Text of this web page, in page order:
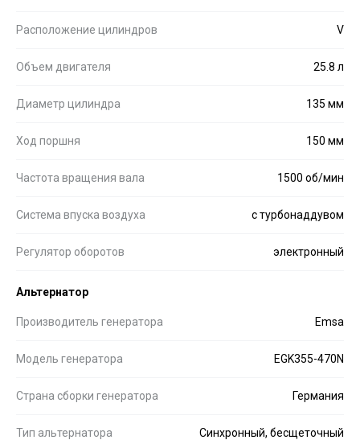
Расположение цилиндров V
Объем двигателя 25.8 л
Диаметр цилиндра 135 мм
Ход поршня 150 мм
Частота вращения вала 1500 об/мин
Система впуска воздуха с турбонаддувом
Регулятор оборотов электронный
Альтернатор
Производитель генератора Emsa
Модель генератора EGK355-470N
Страна сборки генератора Германия
Тип альтернатора Синхронный, бесщеточный